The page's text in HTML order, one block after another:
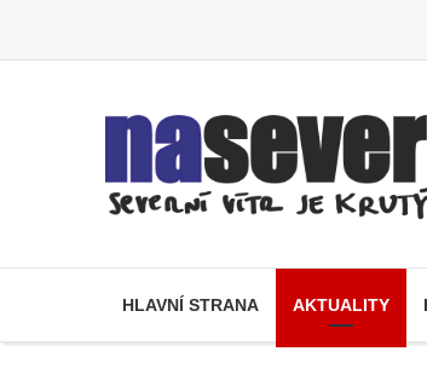
HLAVNÍ STRANA AKTUALITY